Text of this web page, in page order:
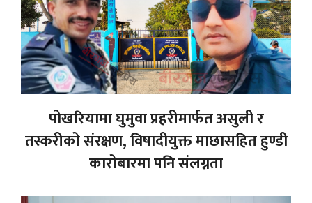
पोखरियामा घुमुवा प्रहरीमार्फत असुली र
तस्करीको संरक्षण, विषादीयुक्त माछासहित हुण्डी
कारोबारमा पनि संलग्नता